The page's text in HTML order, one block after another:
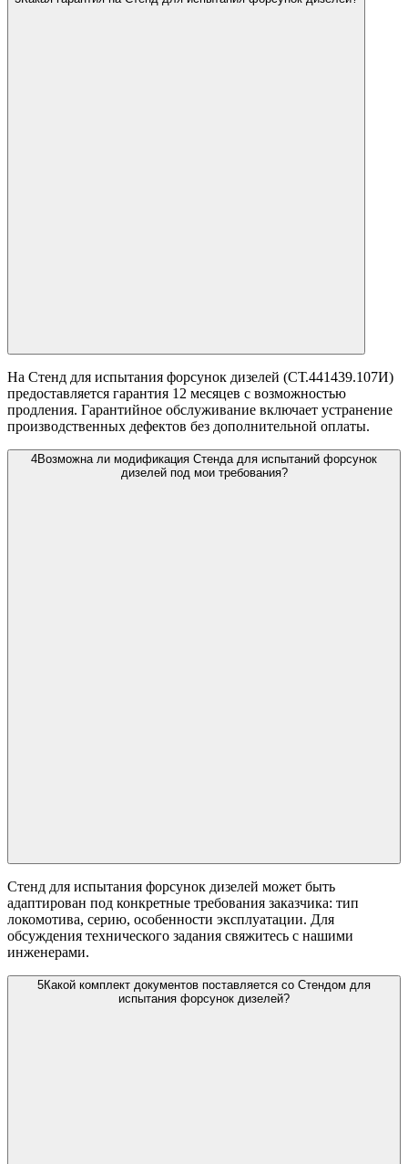
На Стенд для испытания форсунок дизелей (СТ.441439.107И)
предоставляется гарантия 12 месяцев с возможностью
продления. Гарантийное обслуживание включает устранение
производственных дефектов без дополнительной оплаты.
4Возможна ли модификация Стенда для испытаний форсунок
дизелей под мои требования?
Стенд для испытания форсунок дизелей может быть
адаптирован под конкретные требования заказчика: тип
локомотива, серию, особенности эксплуатации. Для
обсуждения технического задания свяжитесь с нашими
инженерами.
5Какой комплект документов поставляется со Стендом для
испытания форсунок дизелей?